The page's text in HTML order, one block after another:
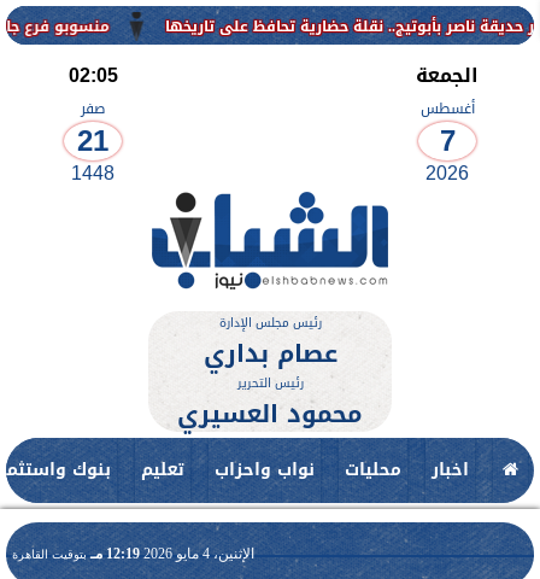
منسوبو فرع جامعة الأزهر
الجمعة
أغسطس
7
2026
02:05
صفر
21
1448
رئيس مجلس الإدارة
عصام بداري
رئيس التحرير
محمود العسيري
اخبار محليات نواب واحزاب تعليم بنوك
الإثنين، 4 مايو 2026 12:19 مـ بتوقيت القاهرة